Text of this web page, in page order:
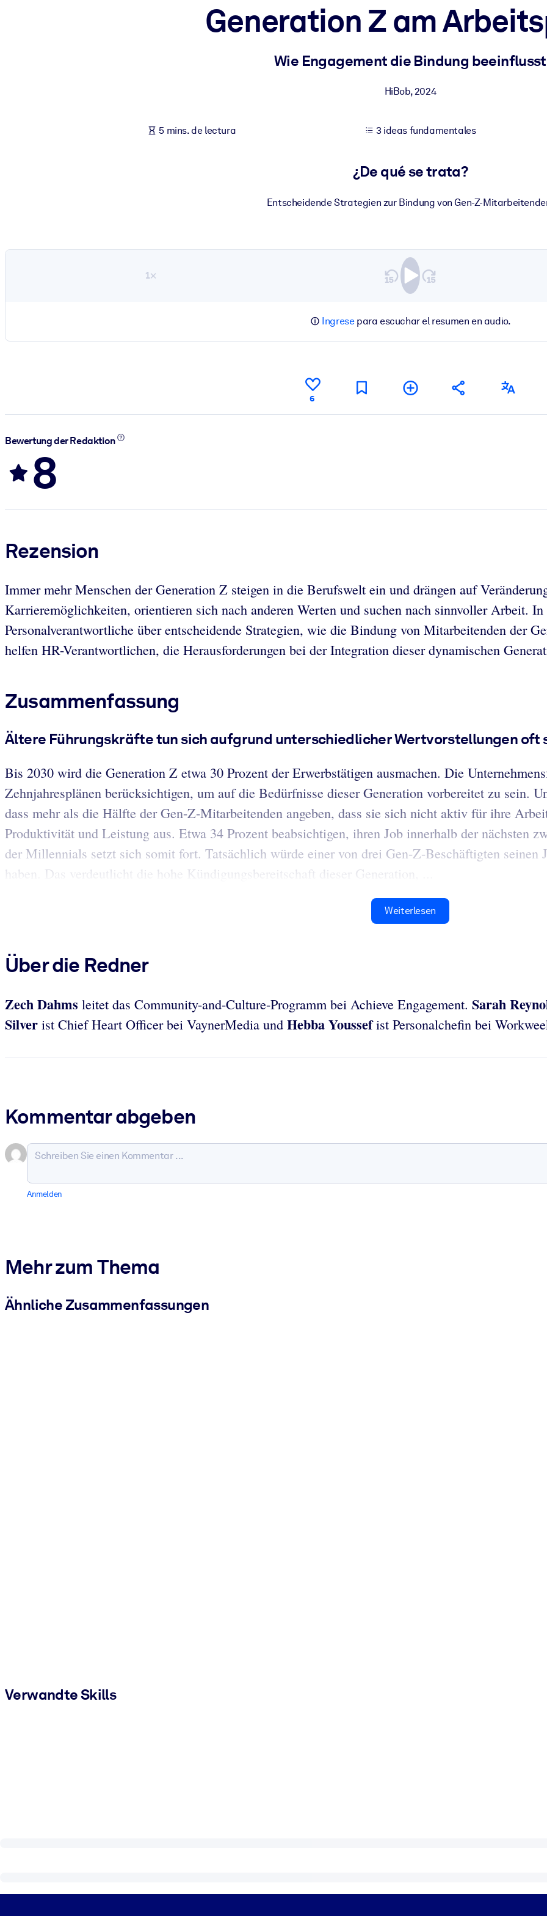
Enriquezca su biblioteca corporativa con conocimientos empresariales confiables y listos para usar.
Alimente sus sistemas de IA con conocimientos fiables y estructurados para mejorar los resultados.
Generation Z am
Wie Engagement die Bindung beeinflusst
HiBob,2024
5 mins. de lectura 3 ideas fundamentales
¿De qué se trata?
Entscheidende Strategien zur Bindung von Gen-Z-
1×
Ingresepara escuchar el resumen en audio.
6
Bewertung der Redaktion
8
Rezension
Immer mehr Menschen der Generation Z steigen in die Berufswelt ein und drängen auf
Karrieremöglichkeiten, orientieren sich nach anderen Werten und suchen nach sinnvoller Arbeit.
Personalverantwortliche über entscheidende Strategien, wie die Bindung von Mitarbeitenden der
helfen HR-Verantwortlichen, die Herausforderungen bei der Integration dieser dynamischen
Zusammenfassung
Ältere Führungskräfte tun sich aufgrund unterschiedlicher Wertvorstellungen oft
Bis 2030 wird die Generation Z etwa 30 Prozent der Erwerbstätigen ausmachen. Die
Zehnjahresplänen berücksichtigen, um auf die Bedürfnisse dieser Generation vorbereitet zu sein.
dass mehr als die Hälfte der Gen-Z-Mitarbeitenden angeben, dass sie sich nicht aktiv für ihre
Produktivität und Leistung aus. Etwa 34 Prozent beabsichtigen, ihren Job innerhalb der nächsten
der Millennials setzt sich somit fort. Tatsächlich würde einer von drei Gen-Z-Beschäftigten seinen
haben. Das verdeutlicht die hohe Kündigungsbereitschaft dieser Generation, ...
Weiterlesen
Über die Redner
Zech Dahms leitet das Community-and-Culture-Programm bei Achieve Engagement. Sarah
Silver ist Chief Heart Officer bei VaynerMedia und Hebba Youssefist Personalchefin bei
Kommentar abgeben
Anmelden
Mehr zum Thema
Ähnliche Zusammenfassungen
Verwandte Skills